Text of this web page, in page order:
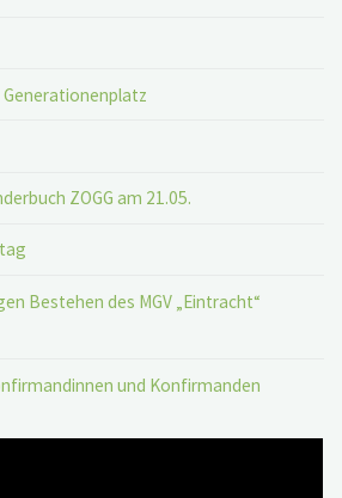
ZOGG am 21.05.
Bestehen des MGV „Eintracht“
und Konfirmanden